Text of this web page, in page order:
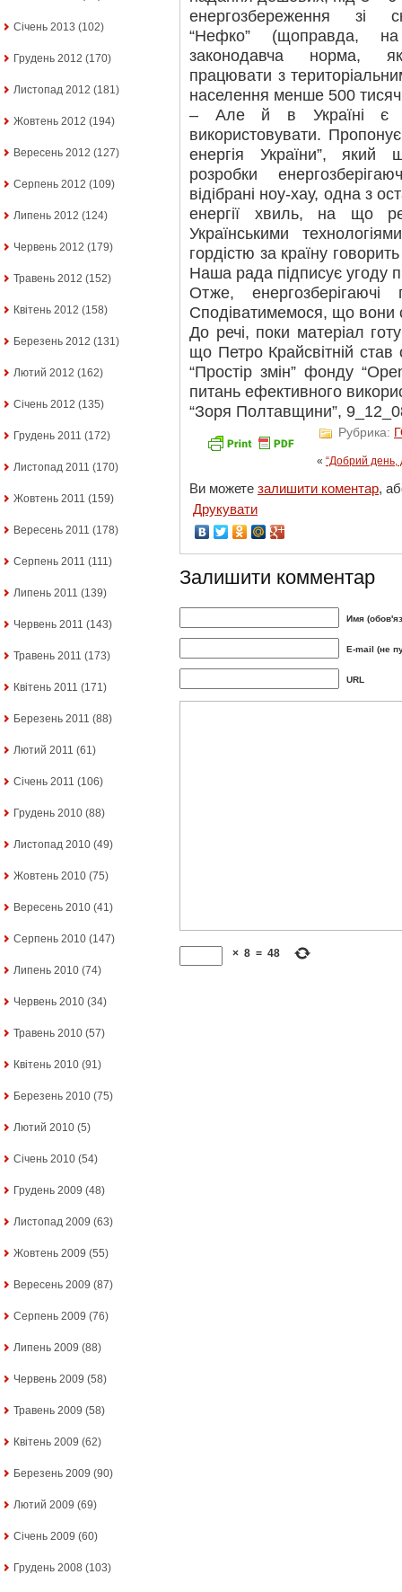
Січень 2013 (102)
Грудень 2012 (170)
Листопад 2012 (181)
Жовтень 2012 (194)
Вересень 2012 (127)
Серпень 2012 (109)
Липень 2012 (124)
Червень 2012 (179)
Травень 2012 (152)
Квітень 2012 (158)
Березень 2012 (131)
Лютий 2012 (162)
Січень 2012 (135)
Грудень 2011 (172)
Листопад 2011 (170)
Жовтень 2011 (159)
Вересень 2011 (178)
Серпень 2011 (111)
Липень 2011 (139)
Червень 2011 (143)
Травень 2011 (173)
Квітень 2011 (171)
Березень 2011 (88)
Лютий 2011 (61)
Січень 2011 (106)
Грудень 2010 (88)
Листопад 2010 (49)
Жовтень 2010 (75)
Вересень 2010 (41)
Серпень 2010 (147)
Липень 2010 (74)
Червень 2010 (34)
Травень 2010 (57)
Квітень 2010 (91)
Березень 2010 (75)
Лютий 2010 (5)
Січень 2010 (54)
Грудень 2009 (48)
Листопад 2009 (63)
Жовтень 2009 (55)
Вересень 2009 (87)
Серпень 2009 (76)
Липень 2009 (88)
Червень 2009 (58)
Травень 2009 (58)
Квітень 2009 (62)
Березень 2009 (90)
Лютий 2009 (69)
Січень 2009 (60)
Грудень 2008 (103)
енергозбереження зі
“Нефко” (щоправда, на
законодавча норма,
працювати з
населення менше 500 тисяч
– Але й в Україні є
використовувати.
енергія України”, який
розробки
відібрані ноу-хау, одна з
енергії хвиль, на що
Українськими
гордістю за країну
Наша рада підписує угоду
Отже, енергозберігаючі
Сподіватимемося, що вони
До речі, поки матеріал
що Петро Крайсвітній
“Простір змін” фонду
питань ефективного
“Зоря Полтавщини”,
Рубрика:
« “Добрий день,
Ви можете залишити коментар,
Друкувати
Залишити комментар
Имя
E-mail (не
URL
× 8 = 48